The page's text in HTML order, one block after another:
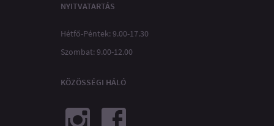
NYITVATARTÁS
Hétfő-Péntek: 9.00-17.30
Szombat: 9.00-12.00
KÖZÖSSÉGI HÁLÓ